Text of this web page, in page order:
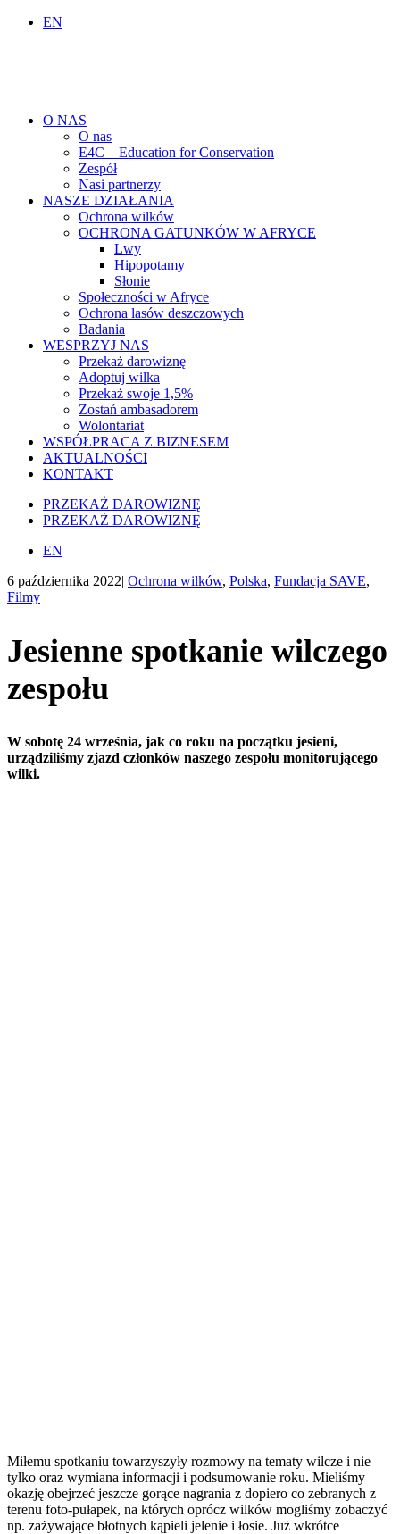
EN
O NAS
O nas
E4C – Education for Conservation
Zespół
Nasi partnerzy
NASZE DZIAŁANIA
Ochrona wilków
OCHRONA GATUNKÓW W AFRYCE
Lwy
Hipopotamy
Słonie
Społeczności w Afryce
Ochrona lasów deszczowych
Badania
WESPRZYJ NAS
Przekaż darowiznę
Adoptuj wilka
Przekaż swoje 1,5%
Zostań ambasadorem
Wolontariat
WSPÓŁPRACA Z BIZNESEM
AKTUALNOŚCI
KONTAKT
PRZEKAŻ DAROWIZNĘ
PRZEKAŻ DAROWIZNĘ
EN
6 października 2022| Ochrona wilków, Polska, Fundacja SAVE,
Filmy
Jesienne spotkanie wilczego
zespołu
W sobotę 24 września, jak co roku na początku jesieni,
urządziliśmy zjazd członków naszego zespołu monitorującego
wilki.
Miłemu spotkaniu towarzyszyły rozmowy na tematy wilcze i nie
tylko oraz wymiana informacji i podsumowanie roku. Mieliśmy
okazję obejrzeć jeszcze gorące nagrania z dopiero co zebranych z
terenu foto-pułapek, na których oprócz wilków mogliśmy zobaczyć
np. zażywające błotnych kąpieli jelenie i łosie. Już wkrótce